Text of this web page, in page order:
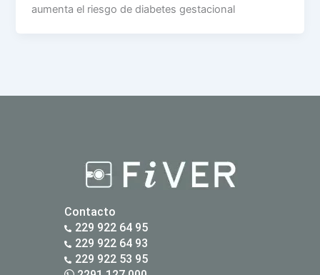
aumenta el riesgo de diabetes gestacional
Contacto
229 922 64 95
229 922 64 93
229 922 53 95